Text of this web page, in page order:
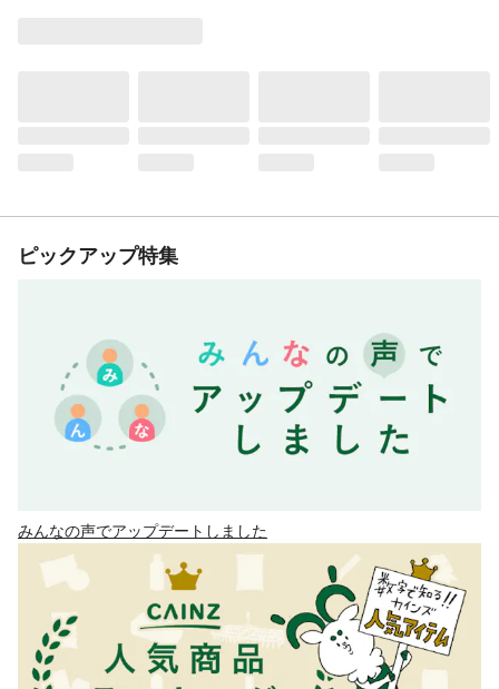
ピックアップ特集
みんなの声でアップデートしました